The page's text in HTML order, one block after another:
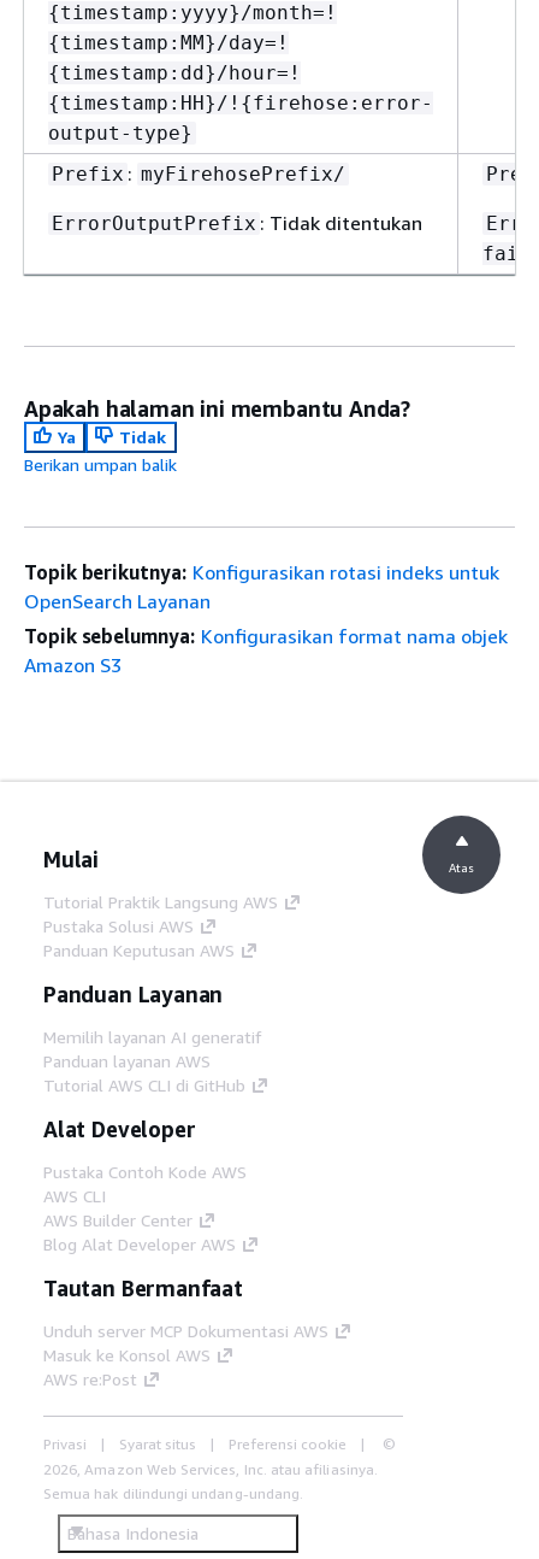
{timestamp:yyyy}/month=!
{timestamp:MM}/day=!
{timestamp:dd}/hour=!
{timestamp:HH}/! {firehose:error-
output-type}
Prefix : myFirehosePrefix/
ErrorOutputPrefix : Tidak ditentukan
Apakah halaman ini membantu Anda?
Ya
Tidak
Berikan umpan balik
Topik berikutnya: Konfigurasikan rotasi indeks untuk
OpenSearch Layanan
Topik sebelumnya: Konfigurasikan format nama objek
Amazon S3
Mulai
Tutorial Praktik Langsung AWS
Pustaka Solusi AWS
Panduan Keputusan AWS
Panduan Layanan
Memilih layanan AI generatif
Panduan layanan AWS
Tutorial AWS CLI di GitHub
Alat Developer
Pustaka Contoh Kode AWS
AWS CLI
AWS Builder Center
Blog Alat Developer AWS
Tautan Bermanfaat
Unduh server MCP Dokumentasi AWS
Masuk ke Konsol AWS
AWS re:Post
Privasi Syarat situs Preferensi cookie
©
2026, Amazon Web Services, Inc. atau afiliasinya.
Semua hak dilindungi undang-undang.
Bahasa Indonesia
Atas